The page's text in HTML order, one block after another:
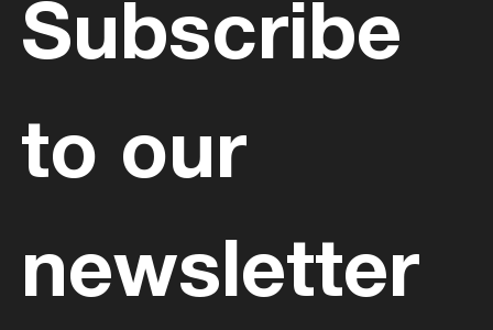
Subscribe
to our
newsletter